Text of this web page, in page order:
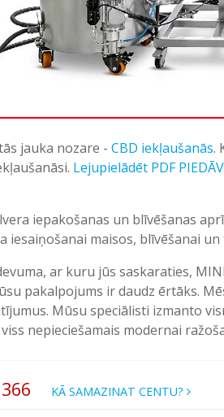
jauka nozare - CBD iekļaušanās.
Lejupielādēt PDF
iepakošanas un blīvēšanas
iesaiņošanai maisos, blīvēšanai
ar kuru jūs saskaraties,
pakalpojums ir daudz ērtāks.
Mūsu speciālisti izmanto
nepieciešamais modernai
KĀ SAMAZINAT CENTU?